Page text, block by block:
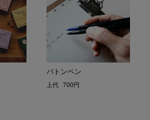
バトンペン
上代 700円